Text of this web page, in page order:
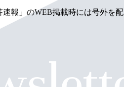
報」のWEB掲載時には号外を配